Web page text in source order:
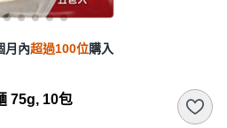
月內超過100位購入
75g, 10包